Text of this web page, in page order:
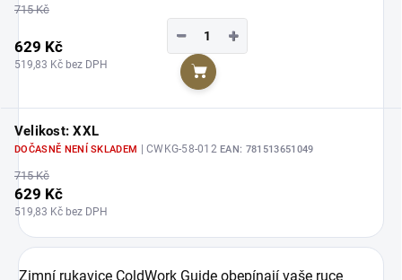
715 Kč
629 Kč
519,83 Kč bez DPH
+
−
Do košíku
Velikost: XXL
DOČASNĚ NENÍ SKLADEM | CWKG-58-012EAN: 781513651049
715 Kč
629 Kč
519,83 Kč bez DPH
Zimní rukavice ColdWork Guide obepínají vaše ruce